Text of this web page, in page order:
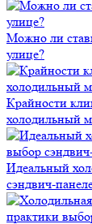
Можно ли
улице?
Крайности
холодильный
Идеальный
сэндвич-